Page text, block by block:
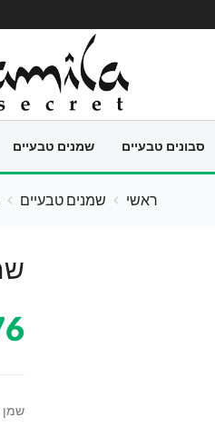
סבונים טבעיים שמנים טבעיים
ראשי שמנים טבעיים
שמן